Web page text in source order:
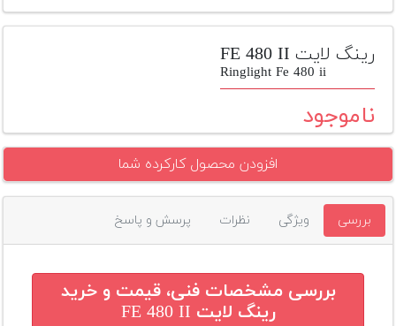
تجهیزات
مکث
پلاس
افزودن
محصول
دست
لیست
قیمت
دوربین
بله
رینگ لایت FE 480 II
Ringlight Fe 480 ii
ناموجود
افزودن محصول کارکرده شما
بررسی ویژگی نظرات پرسش و پاسخ
بررسی مشخصات فنی، قیمت و خرید
رینگ لایت FE 480 II